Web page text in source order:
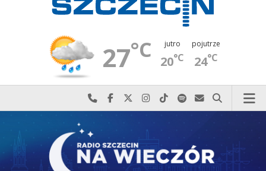
27°C jutro
20°C
pojutrze
24°C
Najlepiej po prostu do nas zadzwoń
Odwiedź nas na Facebook-u
Odwiedź nas na X
Odwiedź nas na Instagram-ie
Odwiedź nas na TikTok-u
Szukaj nas na Spotify
Wyślij do nas
Szukaj